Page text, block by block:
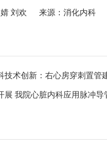
刘欢 来源：消化内科
技术创新：右心房穿刺置管
展 我院心脏内科应用脉冲导